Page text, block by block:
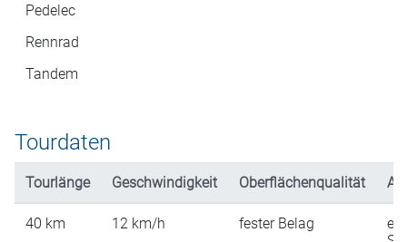
Pedelec
Rennrad
Tandem
Tourdaten
Tourlänge Geschwindigkeit Oberflächenqualität
40 km 12 km/h fester Belag